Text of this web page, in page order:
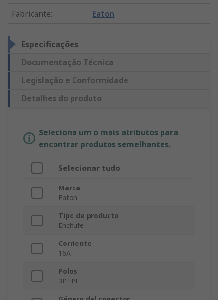
Fabricante: Eaton
Especificações
Documentação Técnica
Legislação e Conformidade
Detalhes do produto
Seleciona um o mais atributos para
encontrar produtos semelhantes.
Selecionar tudo
Marca
Eaton
Tipo de producto
Enchufe
Corriente
16A
Polos
3P+PE